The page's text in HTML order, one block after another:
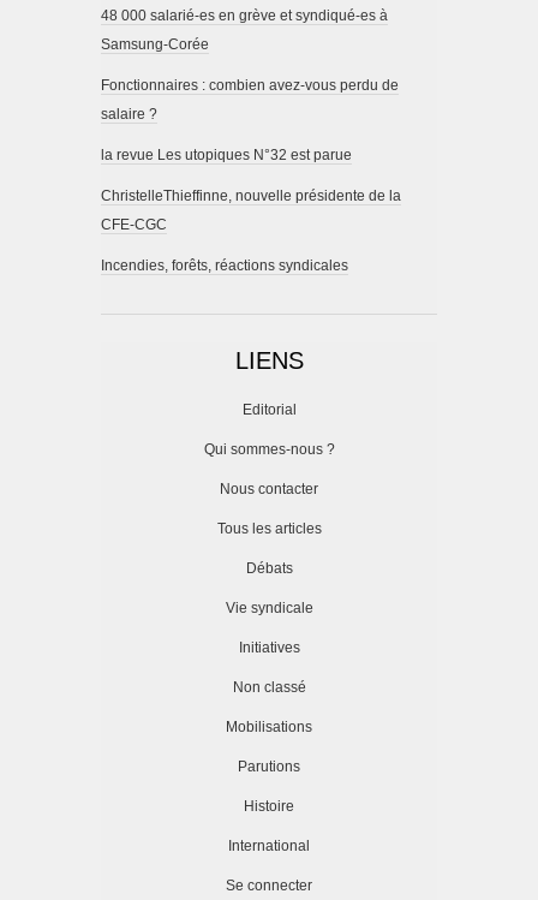
48 000 salarié-es en grève et syndiqué-es à
Samsung-Corée
Fonctionnaires : combien avez-vous perdu de
salaire ?
la revue Les utopiques N°32 est parue
ChristelleThieffinne, nouvelle présidente de la
CFE-CGC
Incendies, forêts, réactions syndicales
LIENS
Editorial
Qui sommes-nous ?
Nous contacter
Tous les articles
Débats
Vie syndicale
Initiatives
Non classé
Mobilisations
Parutions
Histoire
International
Se connecter